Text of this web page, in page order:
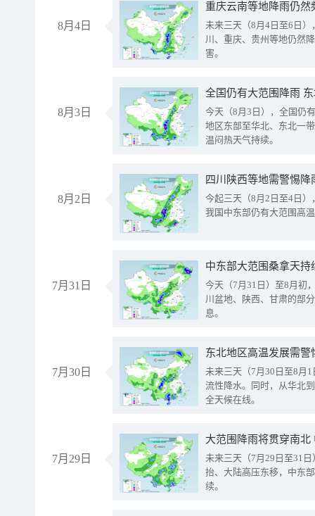
8月4日
重庆云南等地降雨仍然
未来三天（8月4日至6日
川、重庆、贵州等地仍然
害。
8月3日
全国仍有大范围降雨
今天（8月3日），全国仍
地区东部至华北、东北一
温闷热天气持续。
8月2日
今起三天（8月2日至4日
我国中东部仍有大范围高
7月31日
中东部大范围桑拿天
今天（7月31日）至8月初
川盆地、陕西、甘肃的部
息。
7月30日
东北地区高温发展需
未来三天（7月30日至8月
流性降水。同时，从华北
全天候在线。
7月29日
大范围降雨将贯穿南
未来三天（7月29日至31
抬、大陆高压东移，中东
续。